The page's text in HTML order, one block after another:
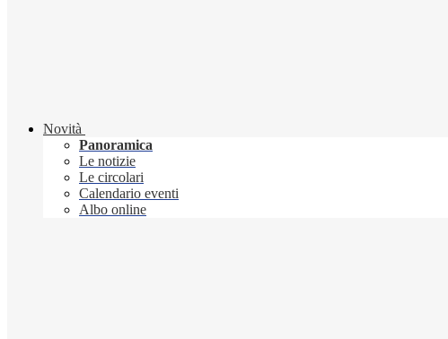
Novità
Panoramica
Le notizie
Le circolari
Calendario eventi
Albo online